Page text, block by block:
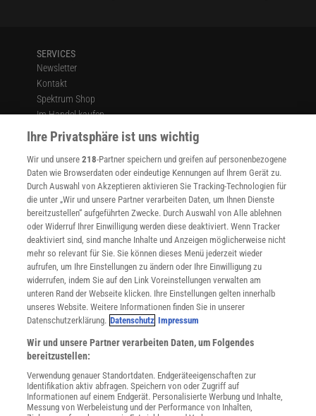
SERVICES
Newsletter
Kontakt
Spektrum Shop
Im Handel kaufen
Presse
Verträge kündigen
Widerruf
INFO
Mediadaten
Datenschutz
Nutzungsbedingungen
Cookie-Einstellungen
Utiq verwalten
Nutzungsbasierte Onlinewerbung
Alle Artikel
Impressum
Angebote für Schulen
Angebote für Institutionen
Sprachen lernen mit Gymglish
Lexika
Für Spektrum schreiben
Ihre Privatsphäre ist uns wichtig
Wir und unsere218-Partner speichern und greifen auf personenbezogene
Daten wie Browserdaten oder eindeutige Kennungen auf Ihrem Gerät zu.
Durch Auswahl von Akzeptieren aktivieren Sie Tracking-Technologien für
die unter „Wir und unsere Partner verarbeiten Daten, um Ihnen Dienste
bereitzustellen“ aufgeführten Zwecke. Durch Auswahl von Alle ablehnen
oder Widerruf Ihrer Einwilligung werden diese deaktiviert. Wenn Tracker
deaktiviert sind, sind manche Inhalte und Anzeigen möglicherweise nicht
mehr so relevant für Sie. Sie können dieses Menü jederzeit wieder
aufrufen, um Ihre Einstellungen zu ändern oder Ihre Einwilligung zu
widerrufen, indem Sie auf den Link Voreinstellungen verwalten am
unteren Rand der Webseite klicken. Ihre Einstellungen gelten innerhalb
unseres Website. Weitere Informationen finden Sie in unserer
Datenschutzerklärung. Datenschutz Impressum
Wir und unsere Partner verarbeiten Daten, um Folgendes
bereitzustellen:
Verwendung genauer Standortdaten. Endgeräteeigenschaften zur
Identifikation aktiv abfragen. Speichern von oder Zugriff auf
Informationen auf einem Endgerät. Personalisierte Werbung und Inhalte,
Messung von Werbeleistung und der Performance von Inhalten,